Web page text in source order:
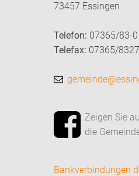
73457 Essingen
Telefon: 07365/83-0
Telefax: 07365/8327
Zeigen Sie
die
Bankverbindungen